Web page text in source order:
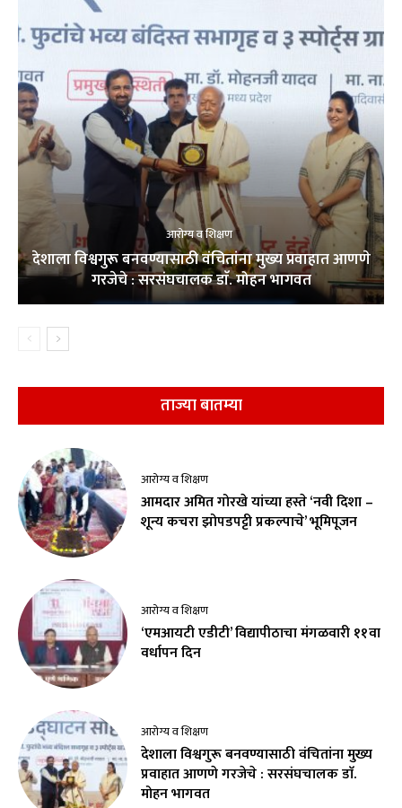
आरोग्य व शिक्षण
देशाला विश्वगुरू बनवण्यासाठी वंचितांना मुख्य प्रवाहात आणणे
गरजेचे : सरसंघचालक डाॅ. मोहन भागवत
ताज्या बातम्या
आरोग्य व शिक्षण
आमदार अमित गोरखे यांच्या हस्ते ‘नवी दिशा –
शून्य कचरा झोपडपट्टी प्रकल्पाचे’ भूमिपूजन
आरोग्य व शिक्षण
‘एमआयटी एडीटी’ विद्यापीठाचा मंगळवारी ११वा
वर्धापन दिन
आरोग्य व शिक्षण
देशाला विश्वगुरू बनवण्यासाठी वंचितांना मुख्य
प्रवाहात आणणे गरजेचे : सरसंघचालक डाॅ.
मोहन भागवत